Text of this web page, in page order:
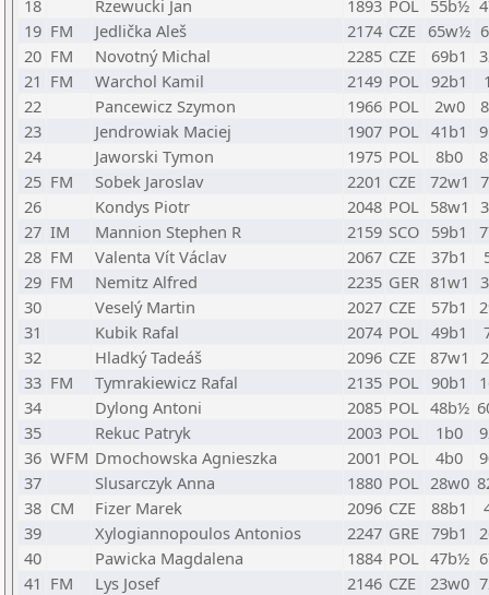
18
Rzewucki Jan 1893 POL 55b½
19 FM Jedlička Aleš 2174 CZE 65w½
20 FM Novotný Michal 2285 CZE 69b1
21 FM Warchol Kamil 2149 POL 92b1
22
Pancewicz Szymon 1966 POL 2w0
23
Jendrowiak Maciej 1907 POL 41b1
24
Jaworski Tymon 1975 POL 8b0
25 FM Sobek Jaroslav 2201 CZE 72w1
26
Kondys Piotr 2048 POL 58w1
27 IM Mannion Stephen R 2159 SCO 59b1
28 FM Valenta Vít Václav 2067 CZE 37b1
29 FM Nemitz Alfred 2235 GER 81w1
30
Veselý Martin 2027 CZE 57b1
31
Kubik Rafal 2074 POL 49b1
32
Hladký Tadeáš 2096 CZE 87w1
33 FM Tymrakiewicz Rafal 2135 POL 90b1
34
Dylong Antoni 2085 POL 48b½
35
Rekuc Patryk 2003 POL 1b0
36 WFM Dmochowska Agnieszka 2001 POL 4b0
37
Slusarczyk Anna 1880 POL 28w0
38 CM Fizer Marek 2096 CZE 88b1
39
Xylogiannopoulos Antonios 2247 GRE 79b1
40
Pawicka Magdalena 1884 POL 47b½
41 FM Lys Josef 2146 CZE 23w0